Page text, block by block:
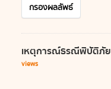
กรองผลลัพธ์
เหตุการณ์ธรณีพิบัติภัย
views